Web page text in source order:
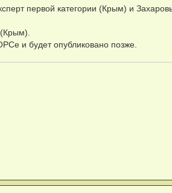
первой категории (Крым) и
и будет опубликовано позже.